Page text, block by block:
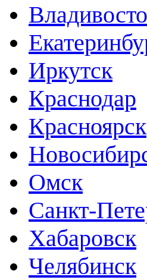
Иркутск
Краснодар
Красноярск
Омск
Санкт-
Хабаровск
Челябинск